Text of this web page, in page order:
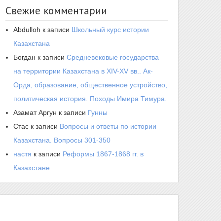
Свежие комментарии
Abdulloh к записи Школьный курс истории
Казахстана
Богдан к записи Средневековые государства
на территории Казахстана в XIV-XV вв.. Ак-
Орда, образование, общественное устройство,
политическая история. Походы Имира Тимура.
Азамат Аргун к записи Гунны
Стас к записи Вопросы и ответы по истории
Казахстана. Вопросы 301-350
настя к записи Реформы 1867-1868 гг. в
Казахстане